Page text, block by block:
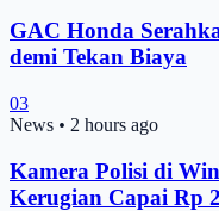
GAC Honda
demi Tekan Biaya
03
News • 2 hours ago
Kamera Polisi di
Kerugian Capai Rp